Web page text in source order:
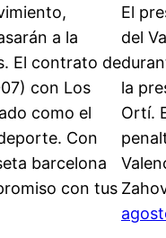
a la
El contrato de
con Los
como el
Con
barcelona
con tus
El
del
la
Ortí.